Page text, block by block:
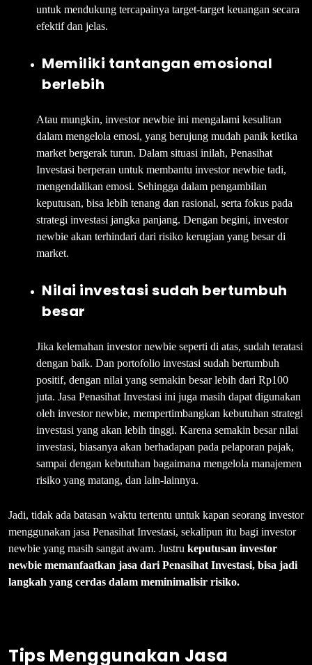
untuk mendukung tercapainya target-target keuangan secara
efektif dan jelas.
Memiliki tantangan emosional
berlebih
Atau mungkin, investor newbie ini mengalami kesulitan
dalam mengelola emosi, yang berujung mudah panik ketika
market bergerak turun. Dalam situasi inilah, Penasihat
Investasi berperan untuk membantu investor newbie tadi,
mengendalikan emosi. Sehingga dalam pengambilan
keputusan, bisa lebih tenang dan rasional, serta fokus pada
strategi investasi jangka panjang. Dengan begini, investor
newbie akan terhindari dari risiko kerugian yang besar di
market.
Nilai investasi sudah bertumbuh
besar
Jika kelemahan investor newbie seperti di atas, sudah teratasi
dengan baik. Dan portofolio investasi sudah bertumbuh
positif, dengan nilai yang semakin besar lebih dari Rp100
juta. Jasa Penasihat Investasi ini juga masih dapat digunakan
oleh investor newbie, mempertimbangkan kebutuhan strategi
investasi yang akan lebih tinggi. Karena semakin besar nilai
investasi, biasanya akan berhadapan pada pelaporan pajak,
sampai dengan kebutuhan bagaimana mengelola manajemen
risiko yang matang, dan lain-lainnya.
Jadi, tidak ada batasan waktu tertentu untuk kapan seorang investor
menggunakan jasa Penasihat Investasi, sekalipun itu bagi investor
newbie yang masih sangat awam. Justru keputusan investor
newbie memanfaatkan jasa dari Penasihat Investasi, bisa jadi
langkah yang cerdas dalam meminimalisir risiko.
Tips Menggunakan Jasa